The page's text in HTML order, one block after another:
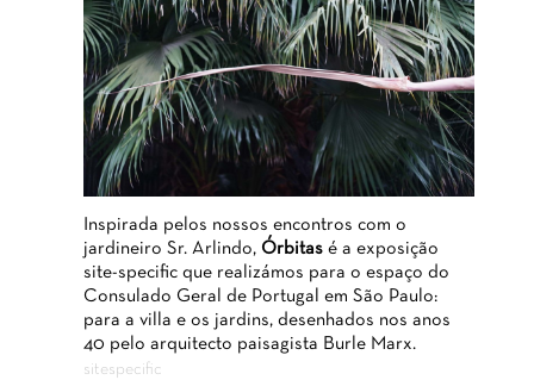
Inspirada pelos nossos encontros com o
jardineiro Sr. Arlindo, Órbitas é a exposição
site-specific que realizámos para o espaço do
Consulado Geral de Portugal em São Paulo:
para a villa e os jardins, desenhados nos anos
40 pelo arquitecto paisagista Burle Marx.
sitespecific